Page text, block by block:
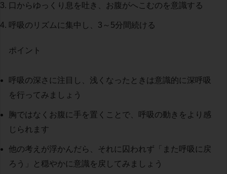
口からゆっくり息を吐き、お腹がへこむのを意識する
呼吸のリズムに集中し、3～5分間続ける
ポイント
呼吸の深さに注目し、浅くなったときは意識的に深呼吸
を行ってみましょう
胸ではなくお腹に手を置くことで、呼吸の動きをより感
じられます
他の考えが浮かんだら、それに囚われず「また呼吸に戻
ろう」と穏やかに意識を戻してみましょう